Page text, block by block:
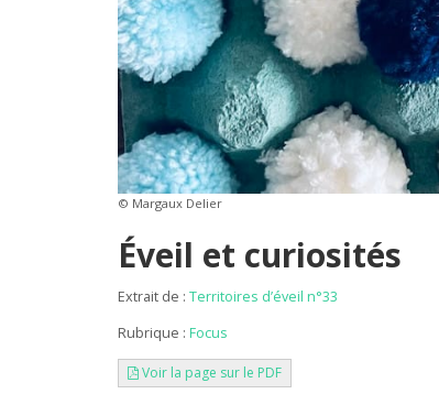
© Margaux Delier
Éveil et curiosités
Extrait de : Territoires d’éveil n°33
Rubrique : Focus
Voir la page sur le PDF